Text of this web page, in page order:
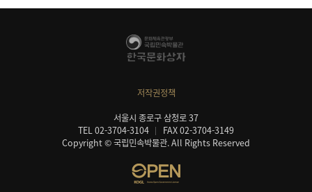
저작권정책
서울시 종로구 삼청로 37
TEL 02-3704-3104
FAX 02-3704-3149
Copyright © 국립민속박물관. All Rights Reserved